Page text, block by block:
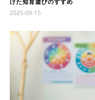
けた知育遊びのすすめ
2025-09-15